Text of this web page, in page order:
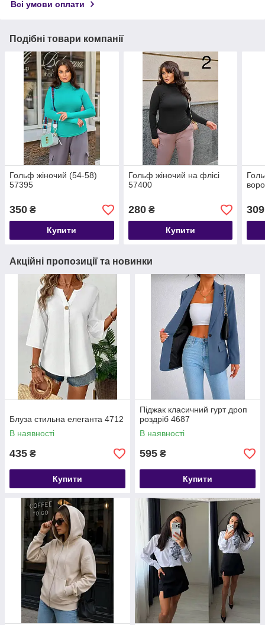
Всі умови оплати
Подібні товари компанії
Гольф жіночий (54-58)
57395
350 ₴
Купити
Гольф жіночий на флісі
57400
280₴
Купити
309
Акційні пропозиції та новинки
Блуза стильна елеганта 4712
В наявності
435 ₴
Купити
Піджак класичний гурт дроп
роздріб 4687
В наявності
595 ₴
Купити